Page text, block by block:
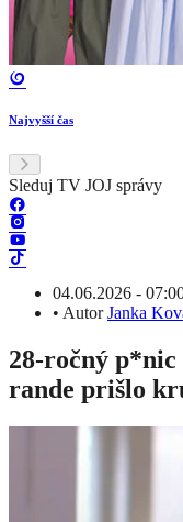
Najvyšší čas
Sleduj TV JOJ správy
04.06.2026 -
• AutorJanka
28-ročný
rande prišlo